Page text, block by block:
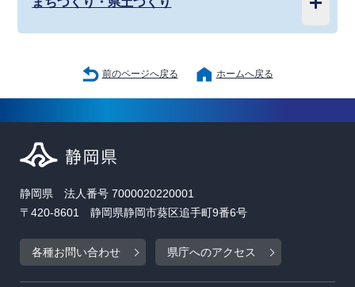
前のページへ戻る ホームへ戻る
静岡県 法人番号 7000020220001
〒420-8601 静岡県静岡市葵区追手町9番6号
各種お問い合わせ 県庁へのアクセス